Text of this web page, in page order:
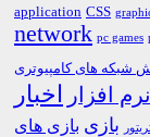
application CSS
network pc games
شبکه های کامپیوتری
افزار اخبار
بازی بازی های